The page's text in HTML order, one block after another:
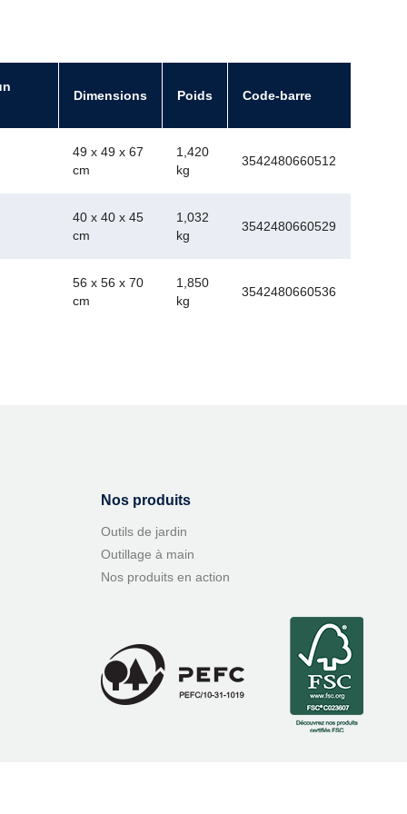
Dimensions Poids Code-barre
49 x 49 x 67
cm
1,420
kg
3542480660512
40 x 40 x 45
cm
1,032
kg
3542480660529
56 x 56 x 70
cm
1,850
kg
3542480660536
Nos produits
Outils de jardin
Outillage à main
Nos produits en action